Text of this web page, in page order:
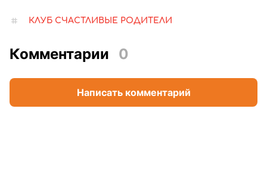
КЛУБ СЧАСТЛИВЫЕ РОДИТЕЛИ
Комментарии 0
Написать комментарий